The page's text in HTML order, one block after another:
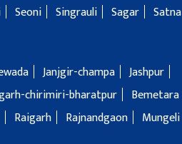
Seoni Singrauli Sagar Satna
Janjgir-champa
Jashpur
chirimiri-bharatpur Bemetara
Raigarh Rajnandgaon Mungeli